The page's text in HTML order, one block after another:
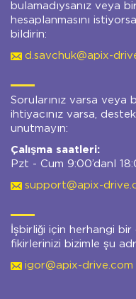
bulamadıysanız veya
hesaplanmasını
bildirin:
d.savchuk@apix-
Sorularınız varsa veya
ihtiyacınız varsa,
unutmayın:
Çalışma saatleri:
Pzt - Cum 9:00’danl
support@apix-
İşbirliği için herhangi bir
fikirlerinizi bizimle şu
igor@apix-drive.com